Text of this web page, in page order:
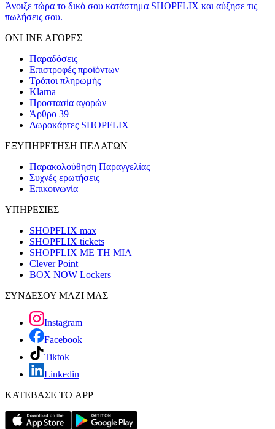
Άνοιξε τώρα το δικό σου κατάστημα SHOPFLIX και αύξησε τις
πωλήσεις σου.
ONLINE ΑΓΟΡΕΣ
Παραδόσεις
Επιστροφές προϊόντων
Τρόποι πληρωμής
Klarna
Προστασία αγορών
Άρθρο 39
Δωροκάρτες SHOPFLIX
ΕΞΥΠΗΡΕΤΗΣΗ ΠΕΛΑΤΩΝ
Παρακολούθηση Παραγγελίας
Συχνές ερωτήσεις
Επικοινωνία
ΥΠΗΡΕΣΙΕΣ
SHOPFLIX max
SHOPFLIX tickets
SHOPFLIX ΜΕ ΤΗ ΜΙΑ
Clever Point
BOX NOW Lockers
ΣΥΝΔΕΣΟΥ ΜΑΖΙ ΜΑΣ
Instagram
Facebook
Tiktok
Linkedin
ΚΑΤΕΒΑΣΕ ΤΟ APP